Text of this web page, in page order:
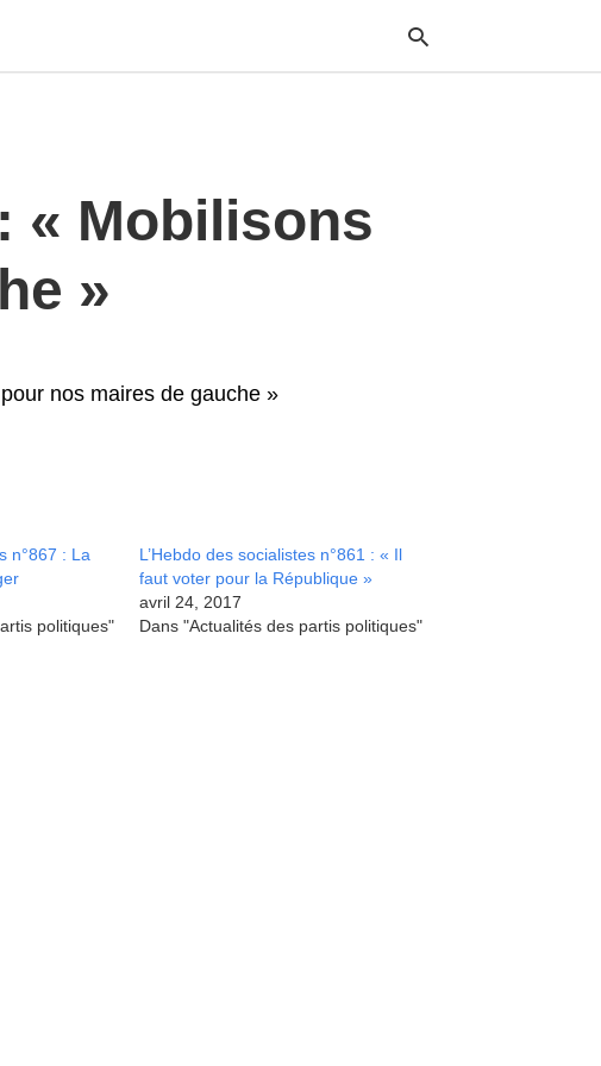
« Mobilisons
»
nos maires de gauche »
n°867 : La
politiques"
L’Hebdo des socialistes n°861 : « Il
faut voter pour la République »
avril 24, 2017
Dans "Actualités des partis politiques"